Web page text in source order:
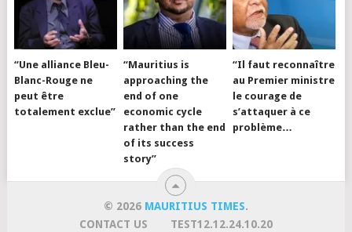
“Une alliance Bleu-
Blanc-Rouge ne
peut être
totalement exclue”
“Mauritius is
approaching the
end of one
economic cycle
rather than the end
of its success
story”
“Il faut reconnaître
au Premier ministre
le courage de
s’attaquer à ce
problème…
© 2026 MAURITIUS TIMES.
CONTACT US
TEST12.12.24.10.20